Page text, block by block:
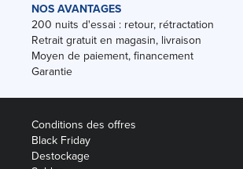
NOS AVANTAGES
200 nuits d'essai : retour, rétractation
Retrait gratuit en magasin, livraison
Moyen de paiement, financement
Garantie
Conditions des offres
Black Friday
Destockage